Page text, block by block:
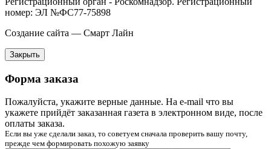
номер: ЭЛ №ФС77-75898
Создание сайта — Смарт Лайн
Закрыть
Форма заказа
Пожалуйста, укажите верные данные. На e-mail что вы
укажете прийдёт заказанная газета в электронном виде, после
оплаты заказа.
Если вы уже сделали заказ, то советуем сначала проверить вашу почту,
прежде чем формировать похожую заявку